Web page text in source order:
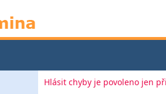
Hlásit chyby je povoleno jen